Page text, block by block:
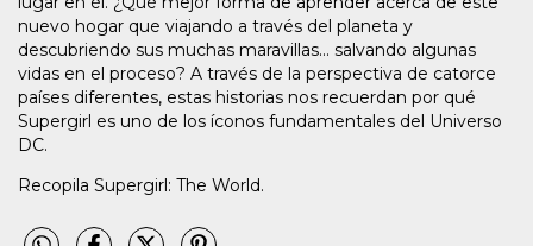
nuevo hogar que viajando a través del planeta y
descubriendo sus muchas maravillas... salvando algunas
vidas en el proceso? A través de la perspectiva de catorce
países diferentes, estas historias nos recuerdan por qué
Supergirl es uno de los íconos fundamentales del Universo
DC.
Recopila Supergirl: The World.